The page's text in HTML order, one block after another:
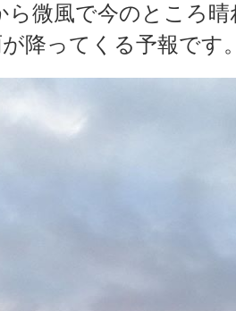
微風で今のところ晴
降ってくる予報です。